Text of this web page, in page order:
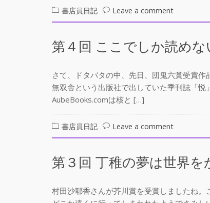
書店員日記 Leave a commenton
第
回
の
書
北
原
夢・
『隻
脚
第４回 ここでしか読めな
さて、ドタバタの中、先日、団鬼六賞受賞
無双舎という出版社で出していた季刊誌「
AubeBooks.comは核と […]
書店員日記 Leave a commenton
第
回
で
第３回 丁稚の夢は世界を
村田沙耶香さんが芥川賞を受賞しましたね。